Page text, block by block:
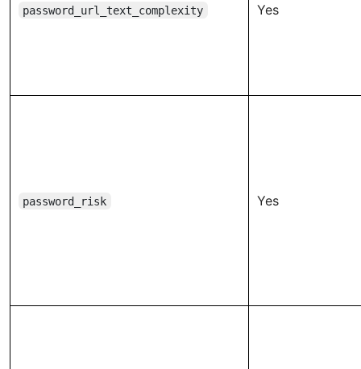
password_url_text_complexity Yes
password_risk Yes